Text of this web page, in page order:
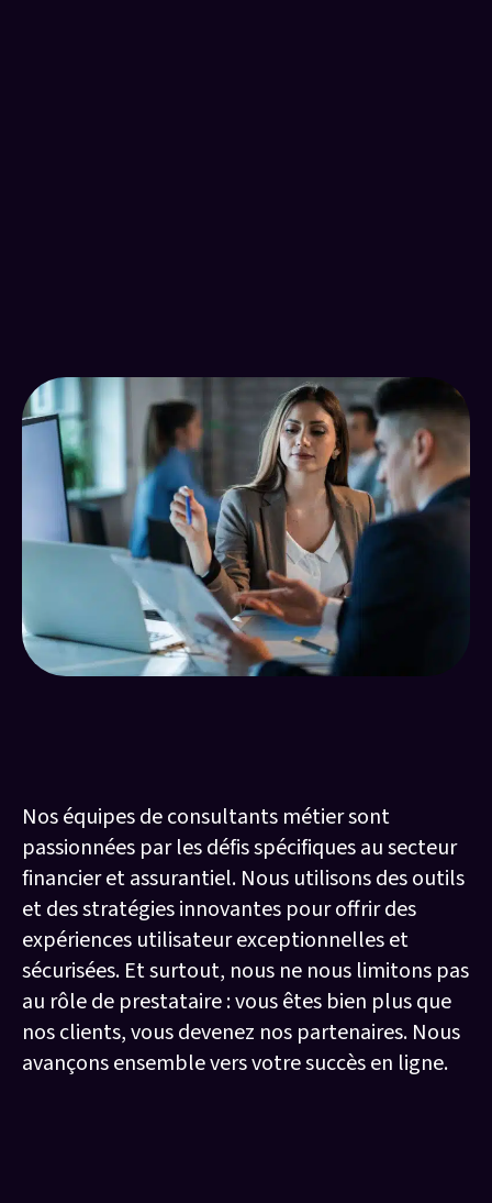
Nos équipes de consultants métier sont
passionnées par les défis spécifiques au secteur
financier et assurantiel. Nous utilisons des outils
et des stratégies innovantes pour offrir des
expériences utilisateur exceptionnelles et
sécurisées. Et surtout, nous ne nous limitons pas
au rôle de prestataire : vous êtes bien plus que
nos clients, vous devenez nos partenaires. Nous
avançons ensemble vers votre succès en ligne.